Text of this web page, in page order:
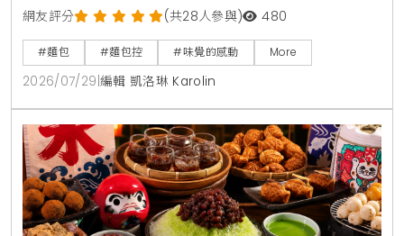
然酵母與18小時低溫發酵工藝，主打不脹氣、無添加的
健康吐司、104%高加水核桃起司農夫麵包與蕃茄乳酪酸
種麵包。即日起推出健康吐司第2件半價、天然酸種麵
包預購8折優惠
網友評分 (共28人參與) 480
#麵包 #麵包控 #味覺的感動 More
2026/07/29 編輯 凱洛琳 Karolin